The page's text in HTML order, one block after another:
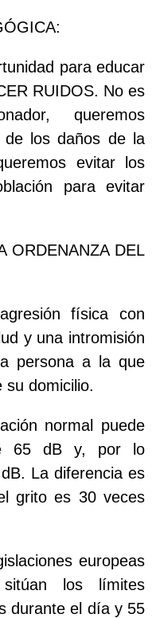
para educar
RUIDOS. No es
queremos
de los daños de la
evitar los
para evitar
ORDENANZA DEL
física con
y una intromisión
persona a la que
su domicilio.
normal puede
65 dB y, por lo
La diferencia es
grito es 30 veces
europeas
los límites
durante el día y 55